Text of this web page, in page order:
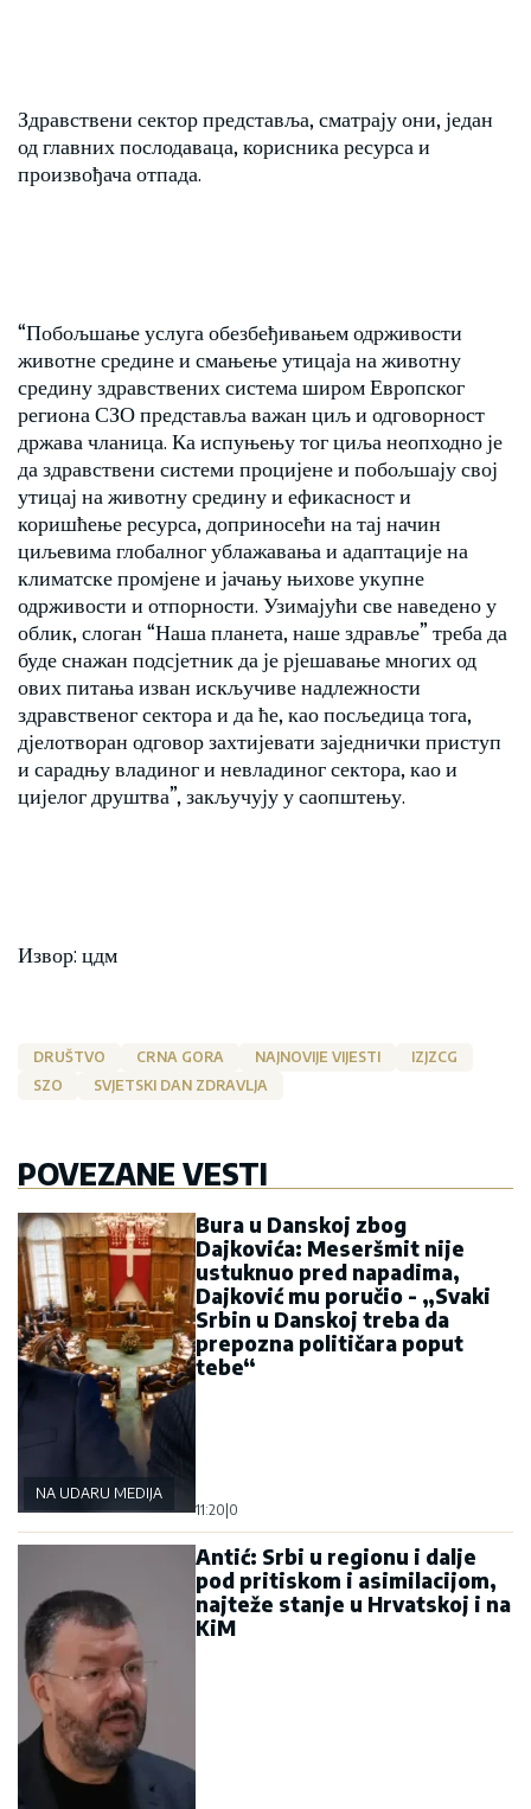
Здравствени сектор представља, сматрају они, један
од главних послодаваца, корисника ресурса и
произвођача отпада.
“Побољшање услуга обезбеђивањем одрживости
животне средине и смањење утицаја на животну
средину здравствених система широм Европског
региона СЗО представља важан циљ и одговорност
држава чланица. Ка испуњењу тог циља неопходно је
да здравствени системи процијене и побољшају свој
утицај на животну средину и ефикасност и
коришћење ресурса, доприносећи на тај начин
циљевима глобалног ублажавања и адаптације на
климатске промјене и јачању њихове укупне
одрживости и отпорности. Узимајући све наведено у
облик, слоган “Наша планета, наше здравље” треба да
буде снажан подсјетник да је рјешавање многих од
ових питања изван искључиве надлежности
здравственог сектора и да ће, као посљедица тога,
дјелотворан одговор захтијевати заједнички приступ
и сарадњу владиног и невладиног сектора, као и
цијелог друштва”, закључују у саопштењу.
Извор: цдм
DRUŠTVO CRNA GORA NAJNOVIJE VIJESTI
IZJZCG
SZO
SVJETSKI DAN ZDRAVLJA
POVEZANE VESTI
NA UDARU MEDIJA
Bura u Danskoj zbog
Dajkovića: Meseršmit nije
ustuknuo pred napadima,
Dajković mu poručio - „Svaki
Srbin u Danskoj treba da
prepozna političara poput
tebe“
11:20 0
Antić: Srbi u regionu i dalje
pod pritiskom i asimilacijom,
najteže stanje u Hrvatskoj i na
KiM